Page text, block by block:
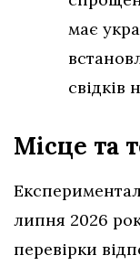
має
свідків
Місце та
липня 2026
перевірки